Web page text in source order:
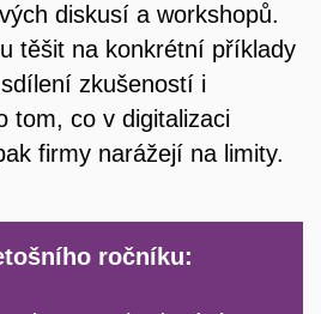
diskusí a workshopů.
těšit na konkrétní příklady
zkušeností i
tom, co v digitalizaci
firmy narážejí na limity.
ročníku: